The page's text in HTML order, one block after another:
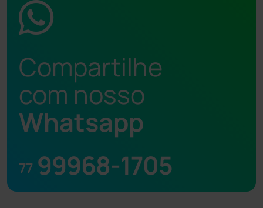
Compartilhe
com nosso
Whatsapp
77 99968-1705